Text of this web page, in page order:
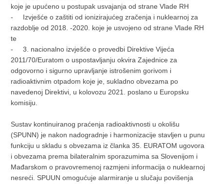
koje je upućeno u postupak usvajanja od strane Vlade RH
- Izvješće o zaštiti od ionizirajućeg zračenja i nuklearnoj za
razdoblje od 2018. -2020. koje je usvojeno od strane Vlade RH
te
- 3. nacionalno izvješće o provedbi Direktive Vijeća
2011/70/Euratom o uspostavljanju okvira Zajednice za
odgovorno i sigurno upravljanje istrošenim gorivom i
radioaktivnim otpadom koje je, sukladno obvezama po
navedenoj Direktivi, u kolovozu 2021. poslano u Europsku
komisiju.
Sustav kontinuiranog praćenja radioaktivnosti u okolišu
(SPUNN) je nakon nadogradnje i harmonizacije stavljen u punu
funkciju u skladu s obvezama iz članka 35. EURATOM ugovora
i obvezama prema bilateralnim sporazumima sa Slovenijom i
Mađarskom o pravovremenoj razmjeni informacija o nuklearnoj
nesreći. SPUUN omogućuje alarmiranje u slučaju povišenja